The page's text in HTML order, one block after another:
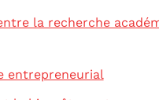
la recherche
entrepreneurial